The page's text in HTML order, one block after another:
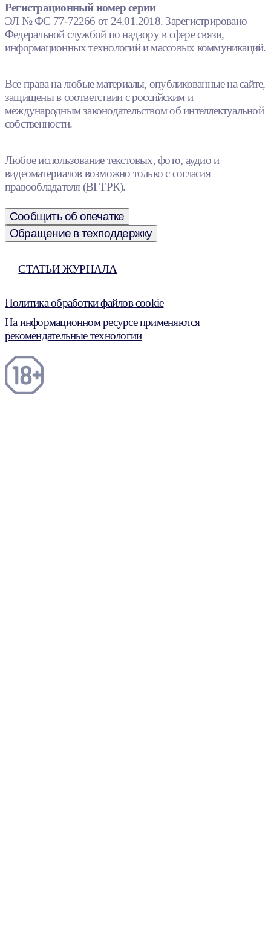
Регистрационный номер серии
ЭЛ № ФС 77-72266 от 24.01.2018. Зарегистрировано
Федеральной службой по надзору в сфере связи,
информационных технологий и массовых коммуникаций.
Все права на любые материалы, опубликованные на сайте,
защищены в соответствии с российским и
международным законодательством об интеллектуальной
собственности.
Любое использование текстовых, фото, аудио и
видеоматериалов возможно только с согласия
правообладателя (ВГТРК).
Сообщить об опечатке
Обращение в техподдержку
СТАТЬИ ЖУРНАЛА
Политика обработки файлов cookie
На информационном ресурсе применяются
рекомендательные технологии